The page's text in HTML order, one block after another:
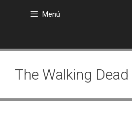
Menú
The Walking Dead